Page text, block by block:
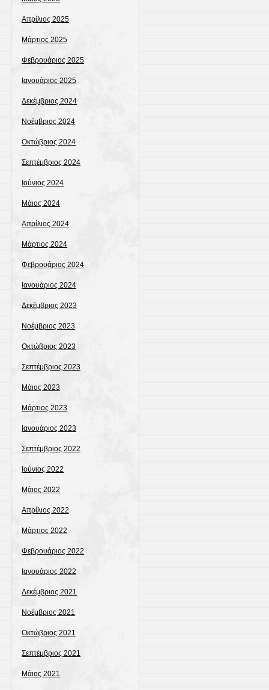
Απρίλιος 2025
Μάρτιος 2025
Φεβρουάριος 2025
Ιανουάριος 2025
Δεκέμβριος 2024
Νοέμβριος 2024
Οκτώβριος 2024
Σεπτέμβριος 2024
Ιούνιος 2024
Μάιος 2024
Απρίλιος 2024
Μάρτιος 2024
Φεβρουάριος 2024
Ιανουάριος 2024
Δεκέμβριος 2023
Νοέμβριος 2023
Οκτώβριος 2023
Σεπτέμβριος 2023
Μάιος 2023
Μάρτιος 2023
Ιανουάριος 2023
Σεπτέμβριος 2022
Ιούνιος 2022
Μάιος 2022
Απρίλιος 2022
Μάρτιος 2022
Φεβρουάριος 2022
Ιανουάριος 2022
Δεκέμβριος 2021
Νοέμβριος 2021
Οκτώβριος 2021
Σεπτέμβριος 2021
Μάιος 2021